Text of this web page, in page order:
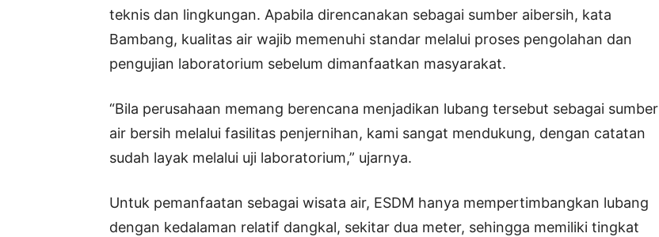
teknis dan lingkungan. Apabila direncanakan sebagai sumber aibersih, kata
Bambang, kualitas air wajib memenuhi standar melalui proses pengolahan dan
pengujian laboratorium sebelum dimanfaatkan masyarakat.
“Bila perusahaan memang berencana menjadikan lubang tersebut sebagai sumber
air bersih melalui fasilitas penjernihan, kami sangat mendukung, dengan catatan
sudah layak melalui uji laboratorium,” ujarnya.
Untuk pemanfaatan sebagai wisata air, ESDM hanya mempertimbangkan lubang
dengan kedalaman relatif dangkal, sekitar dua meter, sehingga memiliki tingkat